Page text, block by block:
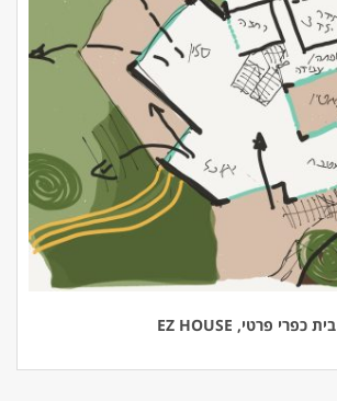
בית כפרי פרטי, EZ HOUSE